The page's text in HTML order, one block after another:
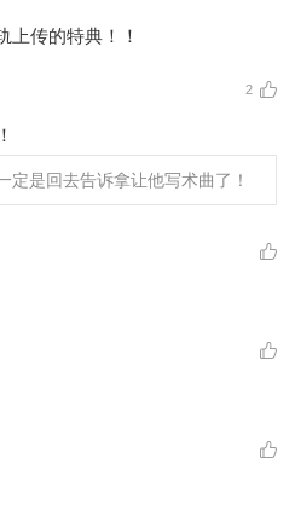
上传的特典！！
2
定是回去告诉拿让他写术曲了！